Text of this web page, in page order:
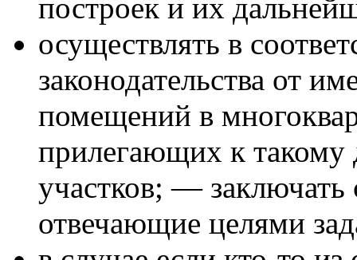
построек и их
осуществлять в
законодательства от
помещений в
прилегающих к
участков; —
отвечающие целями